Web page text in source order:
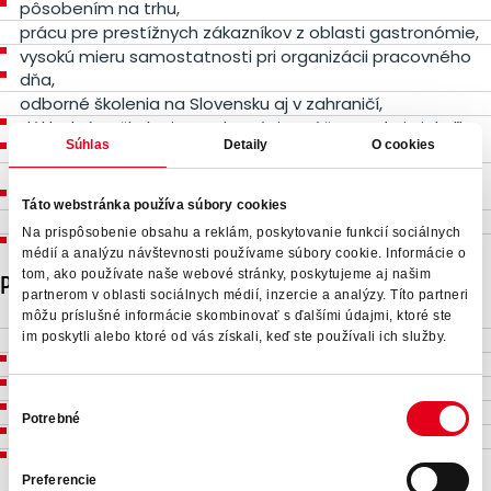
Súhlas Detaily O cookies
Táto webstránka používa súbory cookies
Na prispôsobenie obsahu a reklám, poskytovanie funkcií sociálnych
médií a analýzu návštevnosti používame súbory cookie. Informácie o
tom, ako používate naše webové stránky, poskytujeme aj našim
partnerom v oblasti sociálnych médií, inzercie a analýzy. Títo partneri
môžu príslušné informácie skombinovať s ďalšími údajmi, ktoré ste
im poskytli alebo ktoré od vás získali, keď ste používali ich služby.
Výber
súhlasu
Potrebné
Preferencie
pôsobením na trhu,
prácu pre prestížnych zákazníkov z oblasti gastronómie,
vysokú mieru samostatnosti pri organizácii pracovného
dňa,
odborné školenia na Slovensku aj v zahraničí,
dôkladné zaškolenie – adaptácia môže trvať aj niekoľko
týždňov podľa vašich skúseností,
možnosť naučiť sa servis širokého spektra moderných
gastronomických zariadení,
odmeny za nadčasovú prácu.
Požiadavky
odborná spôsobilosť podľa§21vyhlášky č. 508/2009 Z. z.,
vodičský preukaz skupiny B,